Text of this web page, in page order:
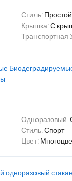
Стиль: Простой
Крышка:С
Транспортная
Одноразовый:
Стиль:Спорт
Цвет: